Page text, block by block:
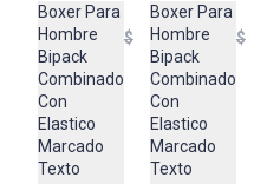
Composición:
93% POLIAMIDA -
7% ELASTANO
Boxer Para
Hombre
Bipack
Combinado
Con
Elastico
Marcado
Texto
$88.950
$126.950
Boxer Para
Hombre
Bipack
Combinado
Con
Elastico
Marcado
Texto